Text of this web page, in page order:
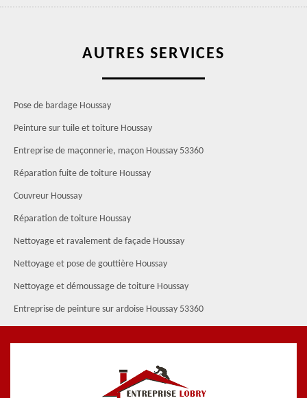
AUTRES SERVICES
Pose de bardage Houssay
Peinture sur tuile et toiture Houssay
Entreprise de maçonnerie, maçon Houssay 53360
Réparation fuite de toiture Houssay
Couvreur Houssay
Réparation de toiture Houssay
Nettoyage et ravalement de façade Houssay
Nettoyage et pose de gouttière Houssay
Nettoyage et démoussage de toiture Houssay
Entreprise de peinture sur ardoise Houssay 53360